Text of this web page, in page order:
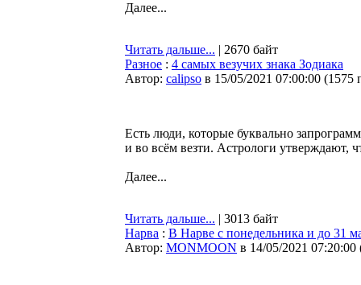
Далее...
Читать дальше... | 2670 байт
Разное : 4 самых везучих знака Зодиака
Автор: calipso в 15/05/2021 07:00:00 (1575
Есть люди, которые буквально
и во всём везти. Астрологи утверждают,
Далее...
Читать дальше... | 3013 байт
Нарва : В Нарве с понедельника и до 31
Автор: MONMOON в 14/05/2021 07:20:00